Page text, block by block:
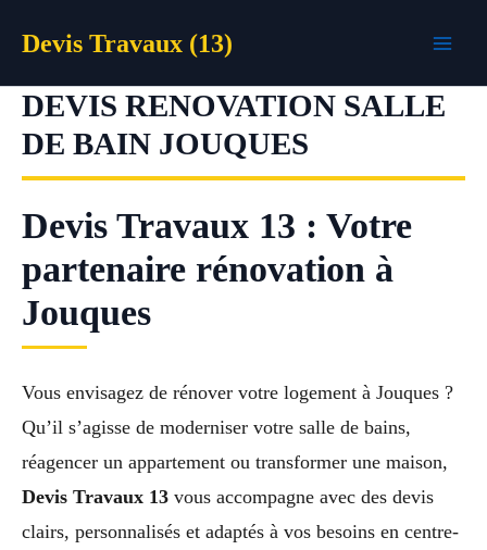
Devis Travaux (13)
DEVIS RENOVATION SALLE
DE BAIN JOUQUES
Devis Travaux 13 : Votre
partenaire rénovation à
Jouques
Vous envisagez de rénover votre logement à Jouques ?
Qu’il s’agisse de moderniser votre salle de bains,
réagencer un appartement ou transformer une maison,
Devis Travaux 13 vous accompagne avec des devis
clairs, personnalisés et adaptés à vos besoins en centre-